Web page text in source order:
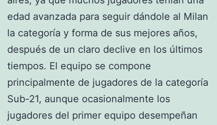
edad avanzada para seguir dándole al Milan
la categoría y forma de sus mejores años,
después de un claro declive en los últimos
tiempos. El equipo se compone
principalmente de jugadores de la categoría
Sub-21, aunque ocasionalmente los
jugadores del primer equipo desempeñan